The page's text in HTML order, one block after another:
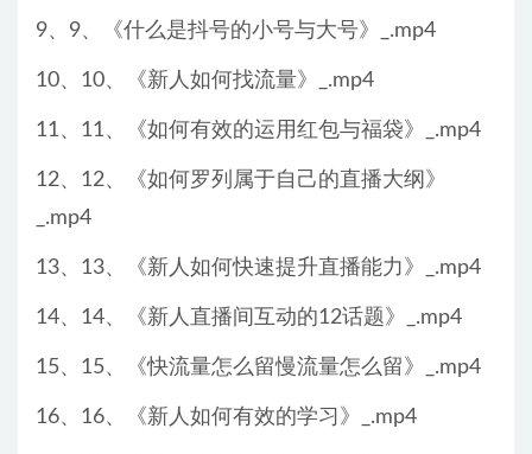
9、9、《什么是抖号的小号与大号》_.mp4
10、10、《新人如何找流量》_.mp4
11、11、《如何有效的运用红包与福袋》_.mp4
12、12、《如何罗列属于自己的直播大纲》
_.mp4
13、13、《新人如何快速提升直播能力》_.mp4
14、14、《新人直播间互动的12话题》_.mp4
15、15、《快流量怎么留慢流量怎么留》_.mp4
16、16、《新人如何有效的学习》_.mp4